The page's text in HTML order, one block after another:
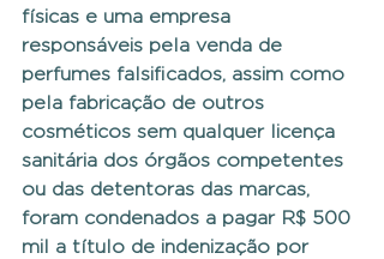
físicas e uma empresa
responsáveis pela venda de
perfumes falsificados, assim como
pela fabricação de outros
cosméticos sem qualquer licença
sanitária dos órgãos competentes
ou das detentoras das marcas,
foram condenados a pagar R$ 500
mil a título de indenização por